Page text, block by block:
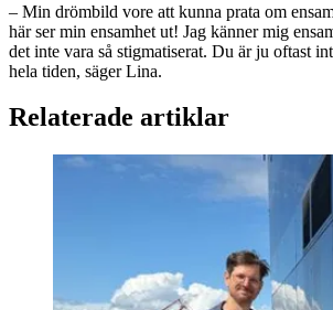
– Min drömbild vore att kunna prata om
här ser min ensamhet ut! Jag känner mig
det inte vara så stigmatiserat. Du är ju oftast
hela tiden, säger Lina.
Relaterade artiklar